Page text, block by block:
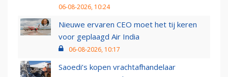
06-08-2026, 10:24
Nieuwe ervaren CEO moet het tij keren
voor geplaagd Air India
06-08-2026, 10:17
Saoedi’s kopen vrachtafhandelaar